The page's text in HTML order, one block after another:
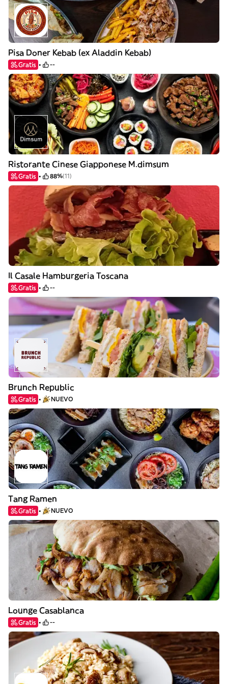
Pisa Doner Kebab (ex Aladdin Kebab)
Gratis --
Ristorante Cinese Giapponese M.dimsum
Gratis 88%(11)
Il Casale Hamburgeria Toscana
Gratis --
Brunch Republic
Gratis NUEVO
Tang Ramen
Gratis NUEVO
Lounge Casablanca
Gratis --